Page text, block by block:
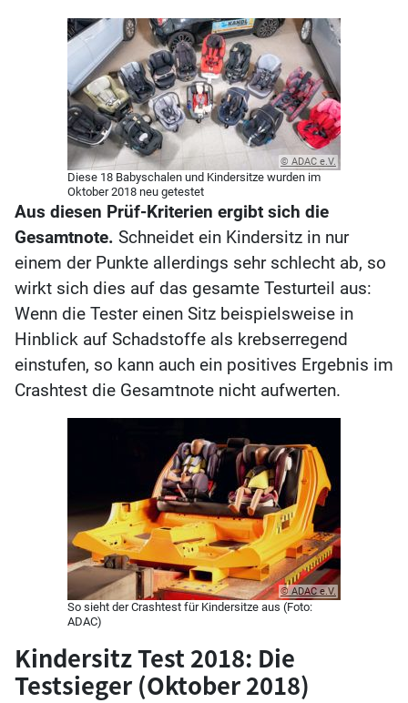
© ADAC e.V.
Diese 18 Babyschalen und Kindersitze wurden im
Oktober 2018 neu getestet
Aus diesen Prüf-Kriterien ergibt sich die
Gesamtnote. Schneidet ein Kindersitz in nur
einem der Punkte allerdings sehr schlecht ab, so
wirkt sich dies auf das gesamte Testurteil aus:
Wenn die Tester einen Sitz beispielsweise in
Hinblick auf Schadstoffe als krebserregend
einstufen, so kann auch ein positives Ergebnis im
Crashtest die Gesamtnote nicht aufwerten.
© ADAC e.V.
So sieht der Crashtest für Kindersitze aus (Foto:
ADAC)
Kindersitz Test 2018: Die
Testsieger (Oktober 2018)